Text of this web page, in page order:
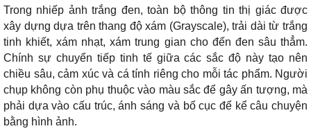
Trong nhiếp ảnh trắng đen, toàn bộ thông tin thị giác được
xây dựng dựa trên thang độ xám (Grayscale), trải dài từ trắng
tinh khiết, xám nhạt, xám trung gian cho đến đen sâu thẳm.
Chính sự chuyển tiếp tinh tế giữa các sắc độ này tạo nên
chiều sâu, cảm xúc và cá tính riêng cho mỗi tác phẩm. Người
chụp không còn phụ thuộc vào màu sắc để gây ấn tượng, mà
phải dựa vào cấu trúc, ánh sáng và bố cục để kể câu chuyện
bằng hình ảnh.